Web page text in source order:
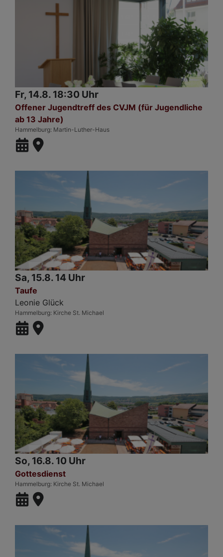
Fr, 14.8. 18:30 Uhr
Offener Jugendtreff des CVJM (für Jugendliche
ab 13 Jahre)
Hammelburg Martin-Luther-Haus
Sa, 15.8. 14 Uhr
Taufe
Leonie Glück
Hammelburg Kirche St. Michael
So, 16.8. 10 Uhr
Gottesdienst
Hammelburg Kirche St. Michael